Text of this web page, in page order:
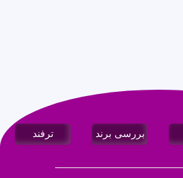
بررسی برند ترفند